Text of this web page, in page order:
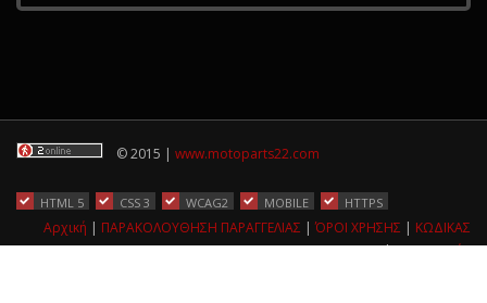
© 2015 | www.motoparts22.com
HTML 5 CSS 3 WCAG2 MOBILE HTTPS
Αρχική | ΠΑΡΑΚΟΛΟΥΘΗΣΗ ΠΑΡΑΓΓΕΛΙΑΣ |ΌΡΟΙ ΧΡΗΣΗΣ | ΚΩΔΙΚΑΣ
ΔΕΟΝΤΟΛΟΓΙΑΣ|Επικοινωνία